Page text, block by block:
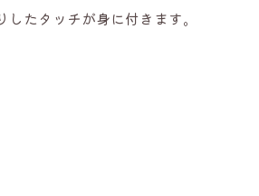
たタッチが身に付きます。